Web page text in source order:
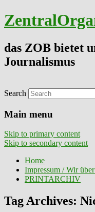
das ZOB bietet
Journalismus
Search
Main menu
Skip to primary content
Skip to secondary content
Home
Impressum / Wir
PRINTARCHIV
Tag Archives: